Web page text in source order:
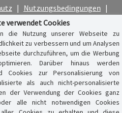
| Nutzungsbedingungen |
Hinweis
verwendet Cookies
die Nutzung unserer Webseite zu
zu verbessern und um Analysen
durchzuführen, um die Werbung
Darüber hinaus werden
Cookies zur Personalisierung von
als auch nicht-personalisierte
der Verwendung der Cookies ganz
alle nicht notwendigen Cookies